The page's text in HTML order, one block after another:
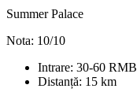
Summer Palace
Nota: 10/10
Intrare: 30-60 RMB
Distanță: 15 km